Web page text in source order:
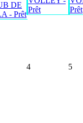
DE
- Prêt
Prêt
Prêt
4 5